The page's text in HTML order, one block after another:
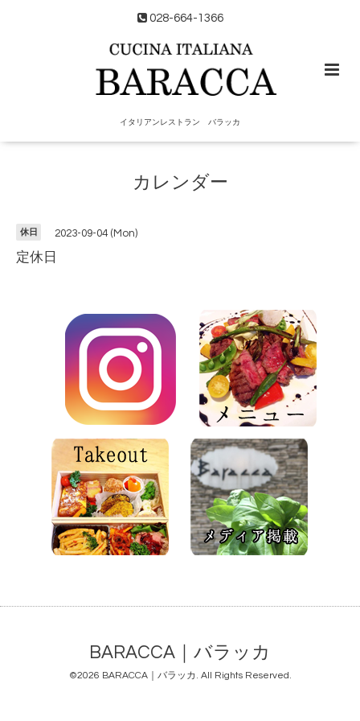
028-664-1366
イタリアンレストラン バラッカ
カレンダー
休日 2023-09-04 (Mon)
定休日
BARACCA｜バラッカ
©2026 BARACCA｜バラッカ . All Rights Reserved.